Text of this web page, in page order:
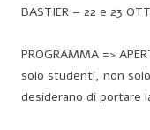
BASTIER – 22 e 23
PROGRAMMA =>
solo studenti, non
desiderano di portare